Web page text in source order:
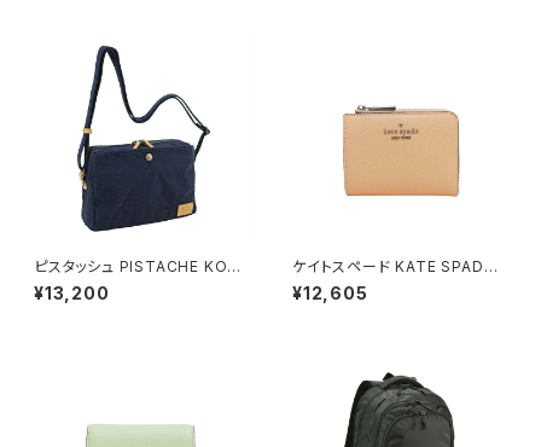
ピスタッシュ PISTACHE KON
BU ミニショルダーバッグ 撥水
軽量 A5対応 斜めがけ 33796
¥13,200
ケイトスペード KATE SPADE
スモール Lジップ ウォレット 二
つ折り財布 kn764-700 レディ
¥12,605